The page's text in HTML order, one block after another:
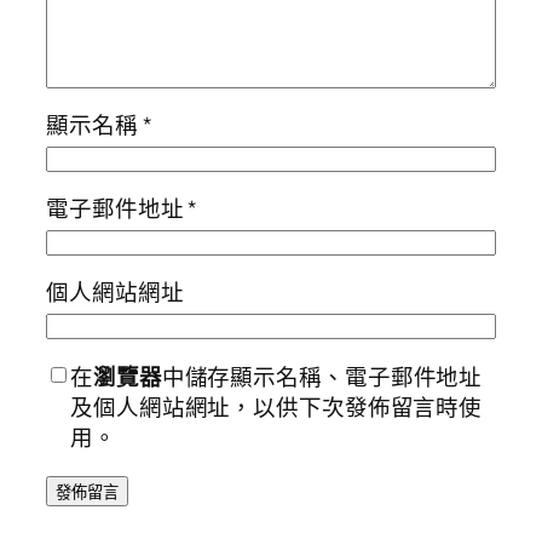
顯示名稱*
電子郵件地址*
個人網站網址
在瀏覽器中儲存顯示名稱、電子郵件地址
及個人網站網址，以供下次發佈留言時使
用。